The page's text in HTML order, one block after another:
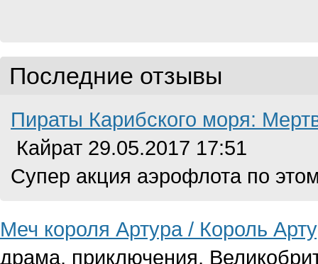
Последние отзывы
Пираты Карибского моря:
Кайрат 29.05.2017 17:51
Супер акция аэрофлота по
Меч короля Артура / Король
драма, приключения,